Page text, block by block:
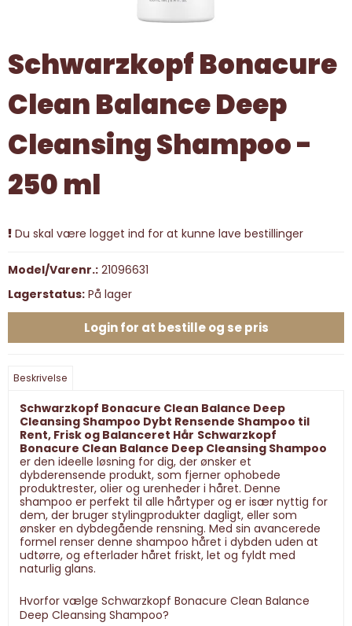
Schwarzkopf Bonacure
Clean Balance Deep
Cleansing Shampoo -
250 ml
Du skal være logget ind for at kunne lave bestillinger
Model/Varenr.: 21096631
Lagerstatus: På lager
Login for at bestille og se pris
Beskrivelse
Schwarzkopf Bonacure Clean Balance Deep
Cleansing Shampoo Dybt Rensende Shampoo til
Rent, Frisk og Balanceret Hår Schwarzkopf
Bonacure Clean Balance Deep Cleansing Shampoo
er den ideelle løsning for dig, der ønsker et
dybderensende produkt, som fjerner ophobede
produktrester, olier og urenheder i håret. Denne
shampoo er perfekt til alle hårtyper og er især nyttig for
dem, der bruger stylingprodukter dagligt, eller som
ønsker en dybdegående rensning. Med sin avancerede
formel renser denne shampoo håret i dybden uden at
udtørre, og efterlader håret friskt, let og fyldt med
naturlig glans.
Hvorfor vælge Schwarzkopf Bonacure Clean Balance
Deep Cleansing Shampoo?